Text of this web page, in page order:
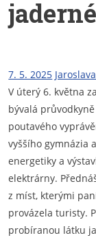
7. 5. 2025
V úterý 6. května
bývalá
poutavého
vyššího gymnázia
energetiky a
elektrárny.
z míst, kterými
provázela turisty.
probíranou látku